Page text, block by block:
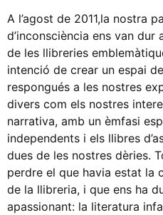
A l’agost de 2011,la nostra
d’inconsciència ens van dur
de les llibreries
intenció de crear un espai
respongués a les nostres
divers com els nostres
narrativa, amb un èmfasi
independents i els llibres
dues de les nostres dèries.
perdre el que havia estat la
de la llibreria, i que ens ha
apassionant: la literatura